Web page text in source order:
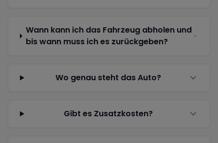
Wann kann ich das Fahrzeug abholen und
bis wann muss ich es zurückgeben?
Wo genau steht das Auto?
Gibt es Zusatzkosten?